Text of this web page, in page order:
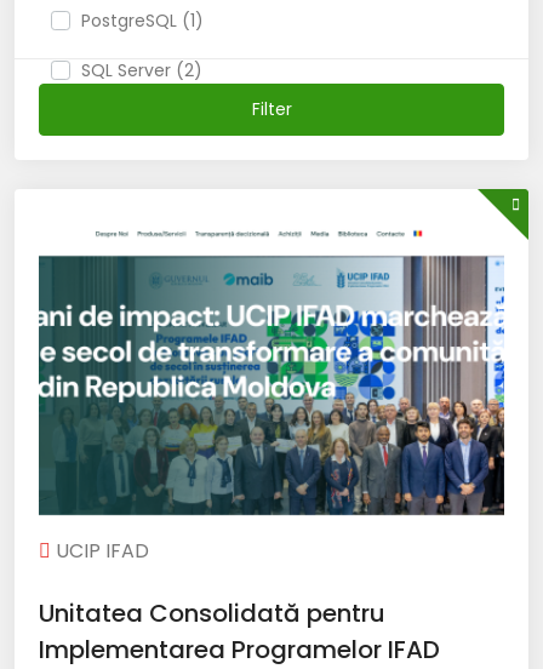
PostgreSQL (1)
SQL Server (2)
Filter
UCIP IFAD
Unitatea Consolidată pentru
Implementarea Programelor IFAD